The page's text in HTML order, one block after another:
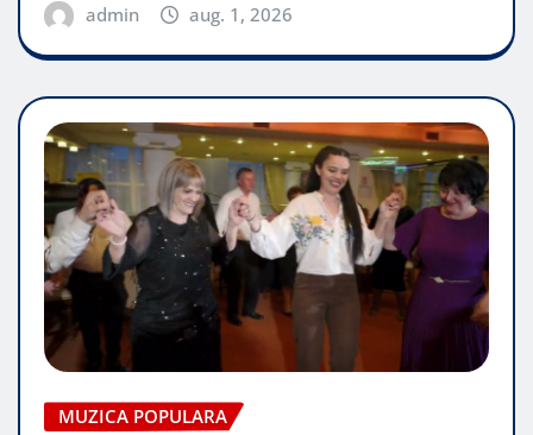
admin aug. 1, 2026
MUZICA POPULARA